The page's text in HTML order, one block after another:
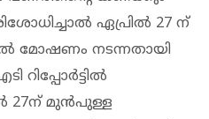
ഏപ്രില്‍ 27 ന്
മോഷണം നടന്നതായി
27ന് മുന്‍പുള്ള